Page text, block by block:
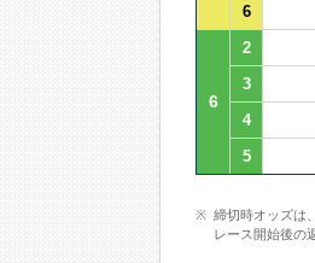
6
6
2
3
4
5
締切時オッズは
レース開始後の